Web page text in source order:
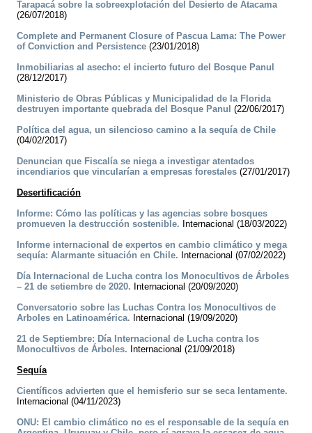
Tarapacá sobre la sobreexplotación del Desierto de Atacama
(26/07/2018)
Complete and Permanent Closure of Pascua Lama: The Power
of Conviction and Persistence (23/01/2018)
Inmobiliarias al asecho: el incierto futuro del Bosque Panul
(28/12/2017)
Ministerio de Obras Públicas y Municipalidad de la Florida
destruyen importante quebrada del Bosque Panul (22/06/2017)
Política del agua, un silencioso camino a la sequía de Chile
(04/02/2017)
Denuncian que Fiscalía se niega a investigar atentados
incendiarios que vincularían a empresas forestales (27/01/2017)
Desertificación
Informe: Cómo las políticas y las agencias sobre bosques
promueven la destrucción sostenible. Internacional (18/03/2022)
Informe internacional de expertos en cambio climático y mega
sequía: Alarmante situación en Chile. Internacional (07/02/2022)
Día Internacional de Lucha contra los Monocultivos de Árboles
– 21 de setiembre de 2020. Internacional (20/09/2020)
Conversatorio sobre las Luchas Contra los Monocultivos de
Arboles en Latinoamérica. Internacional (19/09/2020)
21 de Septiembre: Día Internacional de Lucha contra los
Monocultivos de Árboles. Internacional (21/09/2018)
Sequía
Científicos advierten que el hemisferio sur se seca lentamente.
Internacional (04/11/2023)
ONU: El cambio climático no es el responsable de la sequía en